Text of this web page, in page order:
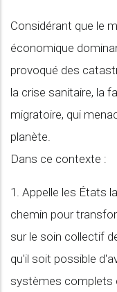
Considérant que le
économique
provoqué des
la crise sanitaire, la
migratoire, qui
planète.
Dans ce contexte :
1. Appelle les États
chemin pour
sur le soin collectif
qu'il soit possible
systèmes complets